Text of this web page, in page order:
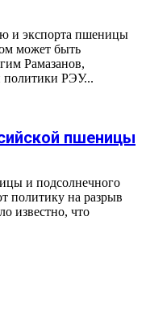
и экспорта пшеницы
может быть
Рамазанов,
политики РЭУ...
пшеницы
и подсолнечного
политику на разрыв
известно, что